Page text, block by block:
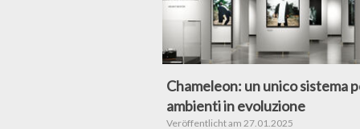
Chameleon: un unico sistema
ambienti in evoluzione
Veröffentlicht am 27.01.2025